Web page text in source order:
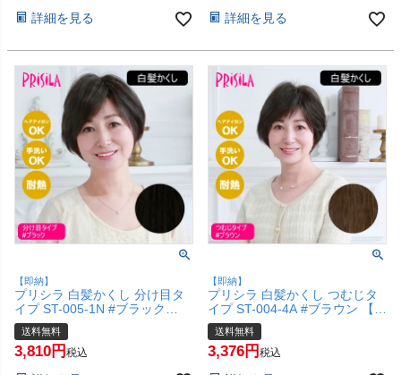
無料】(6057680)
詳細を見る
【宅配便送料無料】(6057678)
詳細を見る
【即納】
プリシラ 白髪かくし 分け目タ
イプ ST-005-1N #ブラック
【白髪隠し カバー ピンポイン
ト 頭頂部ウィッグ つけ毛 かつ
ら 医療用 和装 コスプレ 自然
送料無料
3,810 税込
【即納】
プリシラ 白髪かくし つむじタ
イプ ST-004-4A #ブラウン 【白
髪隠し カバー ピンポイント 頭
頂部ウィッグ つけ毛 かつら 医
療用 和装 コスプレ 自然 簡単
送料無料
3,376 税込